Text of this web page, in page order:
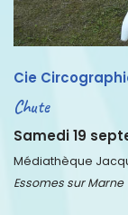
Cie
Chute
Samedi 19
Médiathèque
Essomes sur Marne